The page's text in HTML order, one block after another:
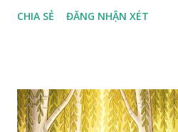
CHIA SẺ ĐĂNG NHẬN XÉT